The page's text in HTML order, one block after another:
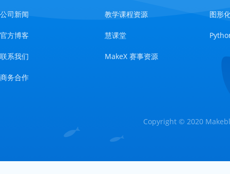
公司新闻
官方博客
联系我们
商务合作
教学课程资源
慧课堂
MakeX 赛事资源
图形
Copyright © 2020